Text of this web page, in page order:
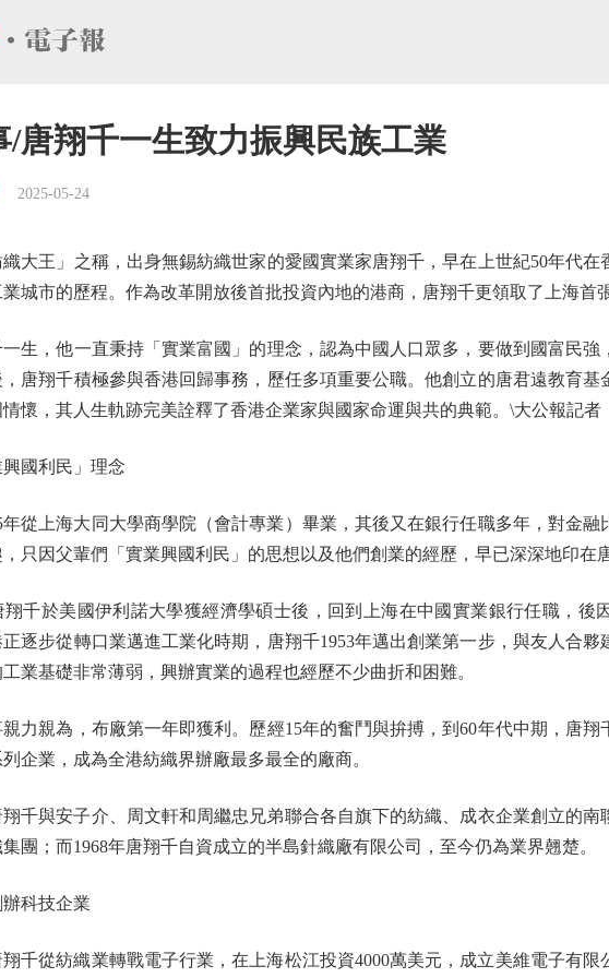
/唐翔千一生致力振興民族工業
2025-05-24
王」之稱，出身無錫紡織世家的愛國實業家唐翔千，早在上世紀50年代在
城市的歷程。作為改革開放後首批投資內地的港商，唐翔千更領取了上海首
，他一直秉持「實業富國」的理念，認為中國人口眾多，要做到國富民強
唐翔千積極參與香港回歸事務，歷任多項重要公職。他創立的唐君遠教育基
懷，其人生軌跡完美詮釋了香港企業家與國家命運與共的典範。\大公報記
國利民」理念
上海大同大學商學院（會計專業）畢業，其後又在銀行任職多年，對金融
只因父輩們「實業興國利民」的思想以及他們創業的經歷，早已深深地印在
於美國伊利諾大學獲經濟學碩士後，回到上海在中國實業銀行任職，後
逐步從轉口業邁進工業化時期，唐翔千1953年邁出創業第一步，與友人合
業基礎非常薄弱，興辦實業的過程也經歷不少曲折和困難。
親為，布廠第一年即獲利。歷經15年的奮鬥與拚搏，到60年代中期，唐翔
企業，成為全港紡織界辦廠最多最全的廠商。
與安子介、周文軒和周繼忠兄弟聯合各自旗下的紡織、成衣企業創立的南
團；而1968年唐翔千自資成立的半島針織廠有限公司，至今仍為業界翹楚。
科技企業
從紡織業轉戰電子行業，在上海松江投資4000萬美元，成立美維電子有限